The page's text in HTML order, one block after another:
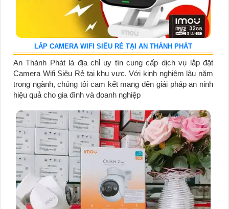
LẮP CAMERA WIFI SIÊU RẺ TẠI AN THÀNH PHÁT
An Thành Phát là địa chỉ uy tín cung cấp dịch vụ lắp đặt
Camera Wifi Siêu Rẻ tại khu vực. Với kinh nghiệm lâu năm
trong ngành, chúng tôi cam kết mang đến giải pháp an ninh
hiệu quả cho gia đình và doanh nghiệp